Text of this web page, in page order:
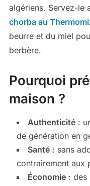
algériens. Servez-le
chorba au
beurre et du miel
berbère.
Pourquoi
maison ?
Authenticité:
de génération en
Santé: sans
contrairement aux
Économie: des